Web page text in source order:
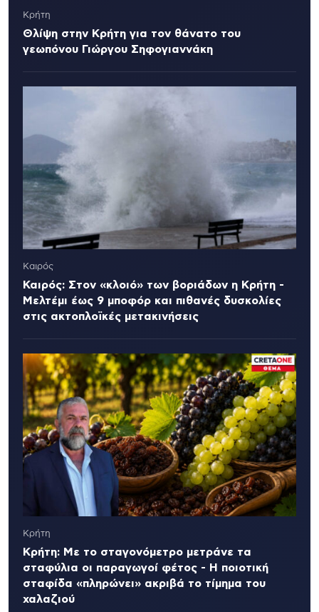
Κρήτη
Θλίψη στην Κρήτη για τον θάνατο του
γεωπόνου Γιώργου Σηφογιαννάκη
Καιρός
Καιρός: Στον «κλοιό» των βοριάδων η Κρήτη -
Μελτέμι έως 9 μποφόρ και πιθανές δυσκολίες
στις ακτοπλοϊκές μετακινήσεις
Κρήτη
Κρήτη: Με το σταγονόμετρο μετράνε τα
σταφύλια οι παραγωγοί φέτος - Η ποιοτική
σταφίδα «πληρώνει» ακριβά το τίμημα του
χαλαζιού